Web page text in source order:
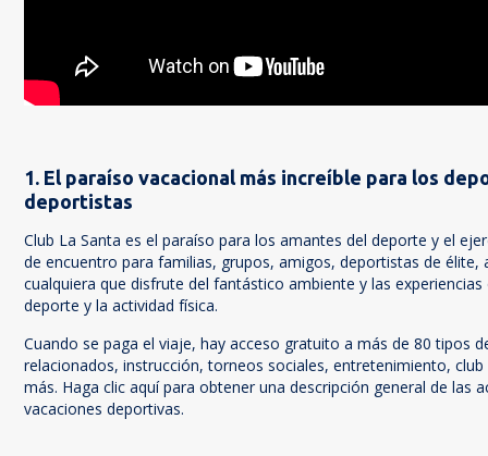
1. El paraíso vacacional más increíble para los
deportistas
Club La Santa es el paraíso para los amantes del deporte y el
de encuentro para familias, grupos, amigos, deportistas de élite,
cualquiera que disfrute del fantástico ambiente y las experiencias
deporte y la actividad física.
Cuando se paga el viaje, hay acceso gratuito a más de 80 tipos
relacionados, instrucción, torneos sociales, entretenimiento,
más. Haga clic aquí para obtener una descripción general de las
vacaciones deportivas.